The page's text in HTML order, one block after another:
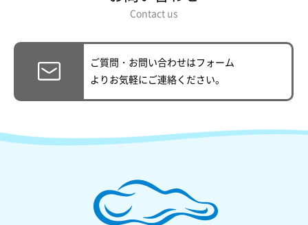
Contact us
ご質問・お問い合わせはフォーム
より お気軽にご連絡ください。